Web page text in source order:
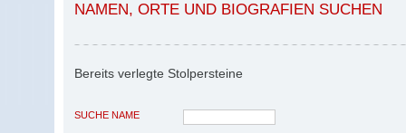
NAMEN, ORTE UND BIOGRAFIEN SUCHEN
Bereits verlegte Stolpersteine
SUCHE NAME